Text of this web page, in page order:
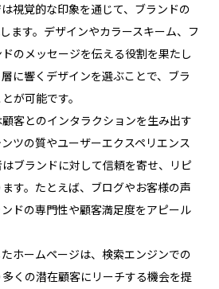
視覚的な印象を通じて、ブランドの
ます。デザインやカラースキーム、フ
のメッセージを伝える役割を果たし
に響くデザインを選ぶことで、ブラ
が可能です。
客とのインタラクションを生み出す
ツの質やユーザーエクスペリエンス
ブランドに対して信頼を寄せ、リピ
す。たとえば、ブログやお客様の声
ドの専門性や顧客満足度をアピール
ホームページは、検索エンジンでの
くの潜在顧客にリーチする機会を提